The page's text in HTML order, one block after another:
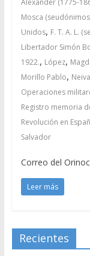
Mosca
Unidos, F. T. A. L.
Libertador Simón
1922., López,
Morillo Pablo, Neiva
Operaciones
Registro memoria
Revolución en
Salvador
Correo del
Leer más
Recientes